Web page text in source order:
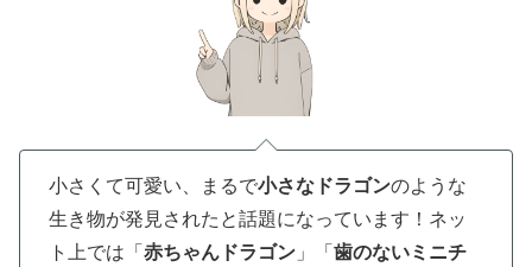
小さくて可愛い、まるで小さなドラゴンのような
生き物が発見されたと話題になっています！ネッ
ト上では「 赤ちゃんドラゴン 」「 歯のないミニチ